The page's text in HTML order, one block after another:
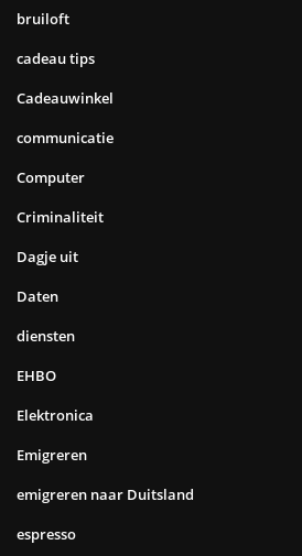
bruiloft
cadeau tips
Cadeauwinkel
communicatie
Computer
Criminaliteit
Dagje uit
Daten
diensten
EHBO
Elektronica
Emigreren
emigreren naar Duitsland
espresso